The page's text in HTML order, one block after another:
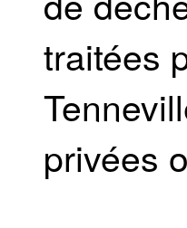
traitées
privées